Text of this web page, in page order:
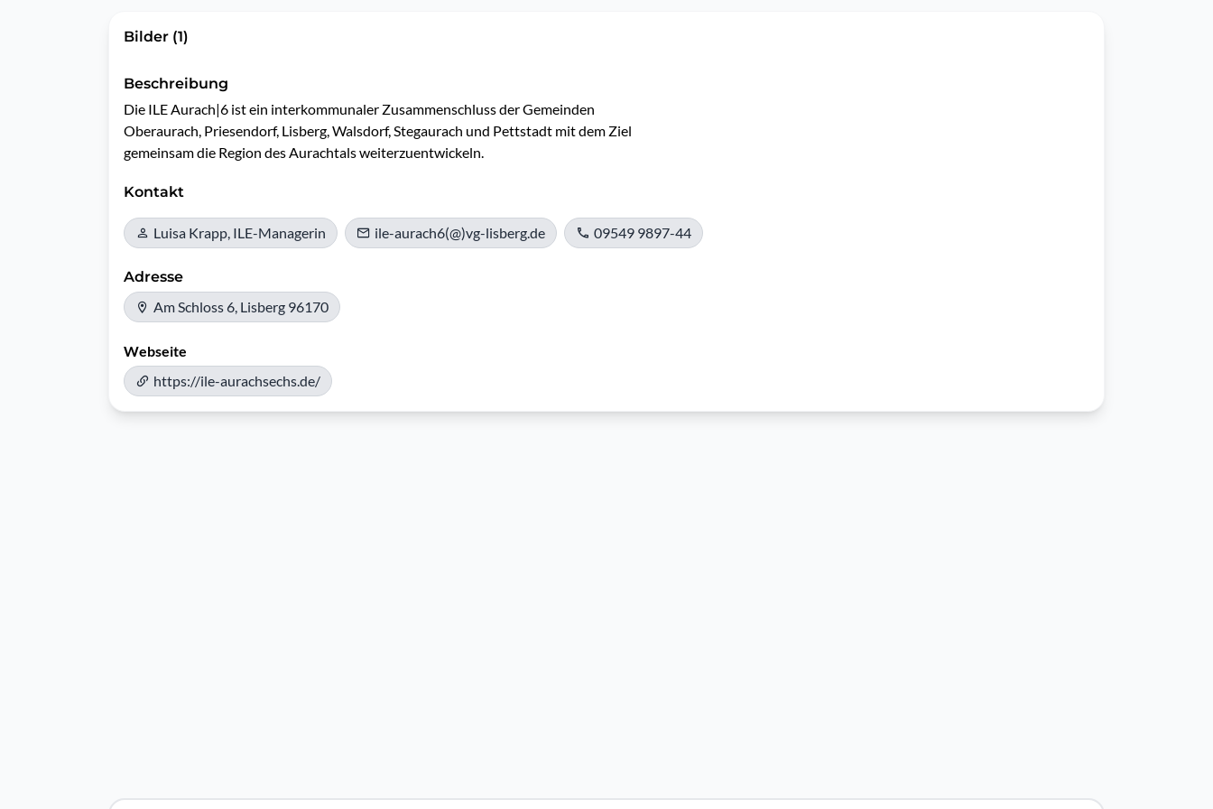
Bilder (1)
Beschreibung
Die ILE Aurach|6 ist ein interkommunaler Zusammenschluss der Gemeinden
Oberaurach, Priesendorf, Lisberg, Walsdorf, Stegaurach und Pettstadt mit dem Ziel
gemeinsam die Region des Aurachtals weiterzuentwickeln.
Kontakt
Luisa Krapp, ILE-Managerin ile-aurach6(@)vg-lisberg.de 09549 9897-44
Adresse
Am Schloss 6, Lisberg 96170
Webseite
https://ile-aurachsechs.de/